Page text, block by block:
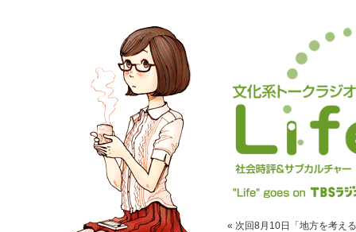
« 次回8月10日「地方を考え